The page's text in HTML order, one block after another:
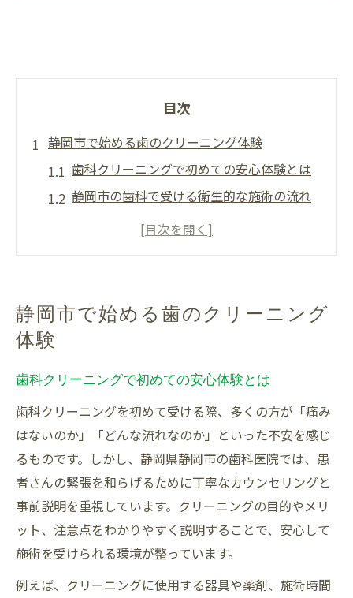
目次
静岡市で始める歯のクリーニング体験
歯科クリーニングで初めての安心体験とは
静岡市の歯科で受ける衛生的な施術の流れ
歯科クリーニングがもたらす美しさと清潔
口臭予防に役立つ歯科クリーニングの効果
ホワイトニング効果を高める歯科の秘訣
静岡市歯科で叶える自然な白さの秘訣
歯科での専用ケアが白さを持続させる理由
歯科衛生士による的確なホワイトニング提
案
手軽に始める歯科ホワイトニングのポイン
ト
クリーニング希望なら静岡市の歯科選びを
歯科選びで知っておきたいクリーニング基
準
静岡市で始める歯のクリーニング
体験
歯科クリーニングで初めての安心体験とは
歯科クリーニングを初めて受ける際、多くの方が「痛み
はないのか」「どんな流れなのか」といった不安を感じ
るものです。しかし、静岡県静岡市の歯科医院では、患
者さんの緊張を和らげるために丁寧なカウンセリングと
事前説明を重視しています。クリーニングの目的やメリ
ット、注意点をわかりやすく説明することで、安心して
施術を受けられる環境が整っています。
例えば、クリーニングに使用する器具や薬剤、施術時間